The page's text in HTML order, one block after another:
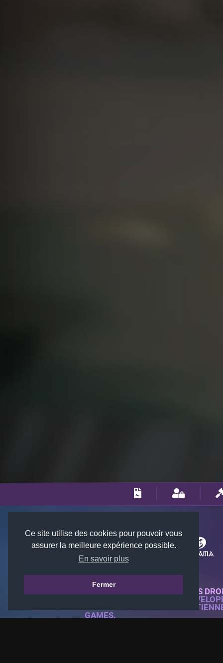
Ce site utilise des cookies pour pouvoir vous
assurer la meilleure expérience possible.
En savoir plus
Fermer
© 2018-2026 KTARENA. TOUS
SITE WEB ENTIÈREMENT
TOUTES LES IMAGES
GAMES.